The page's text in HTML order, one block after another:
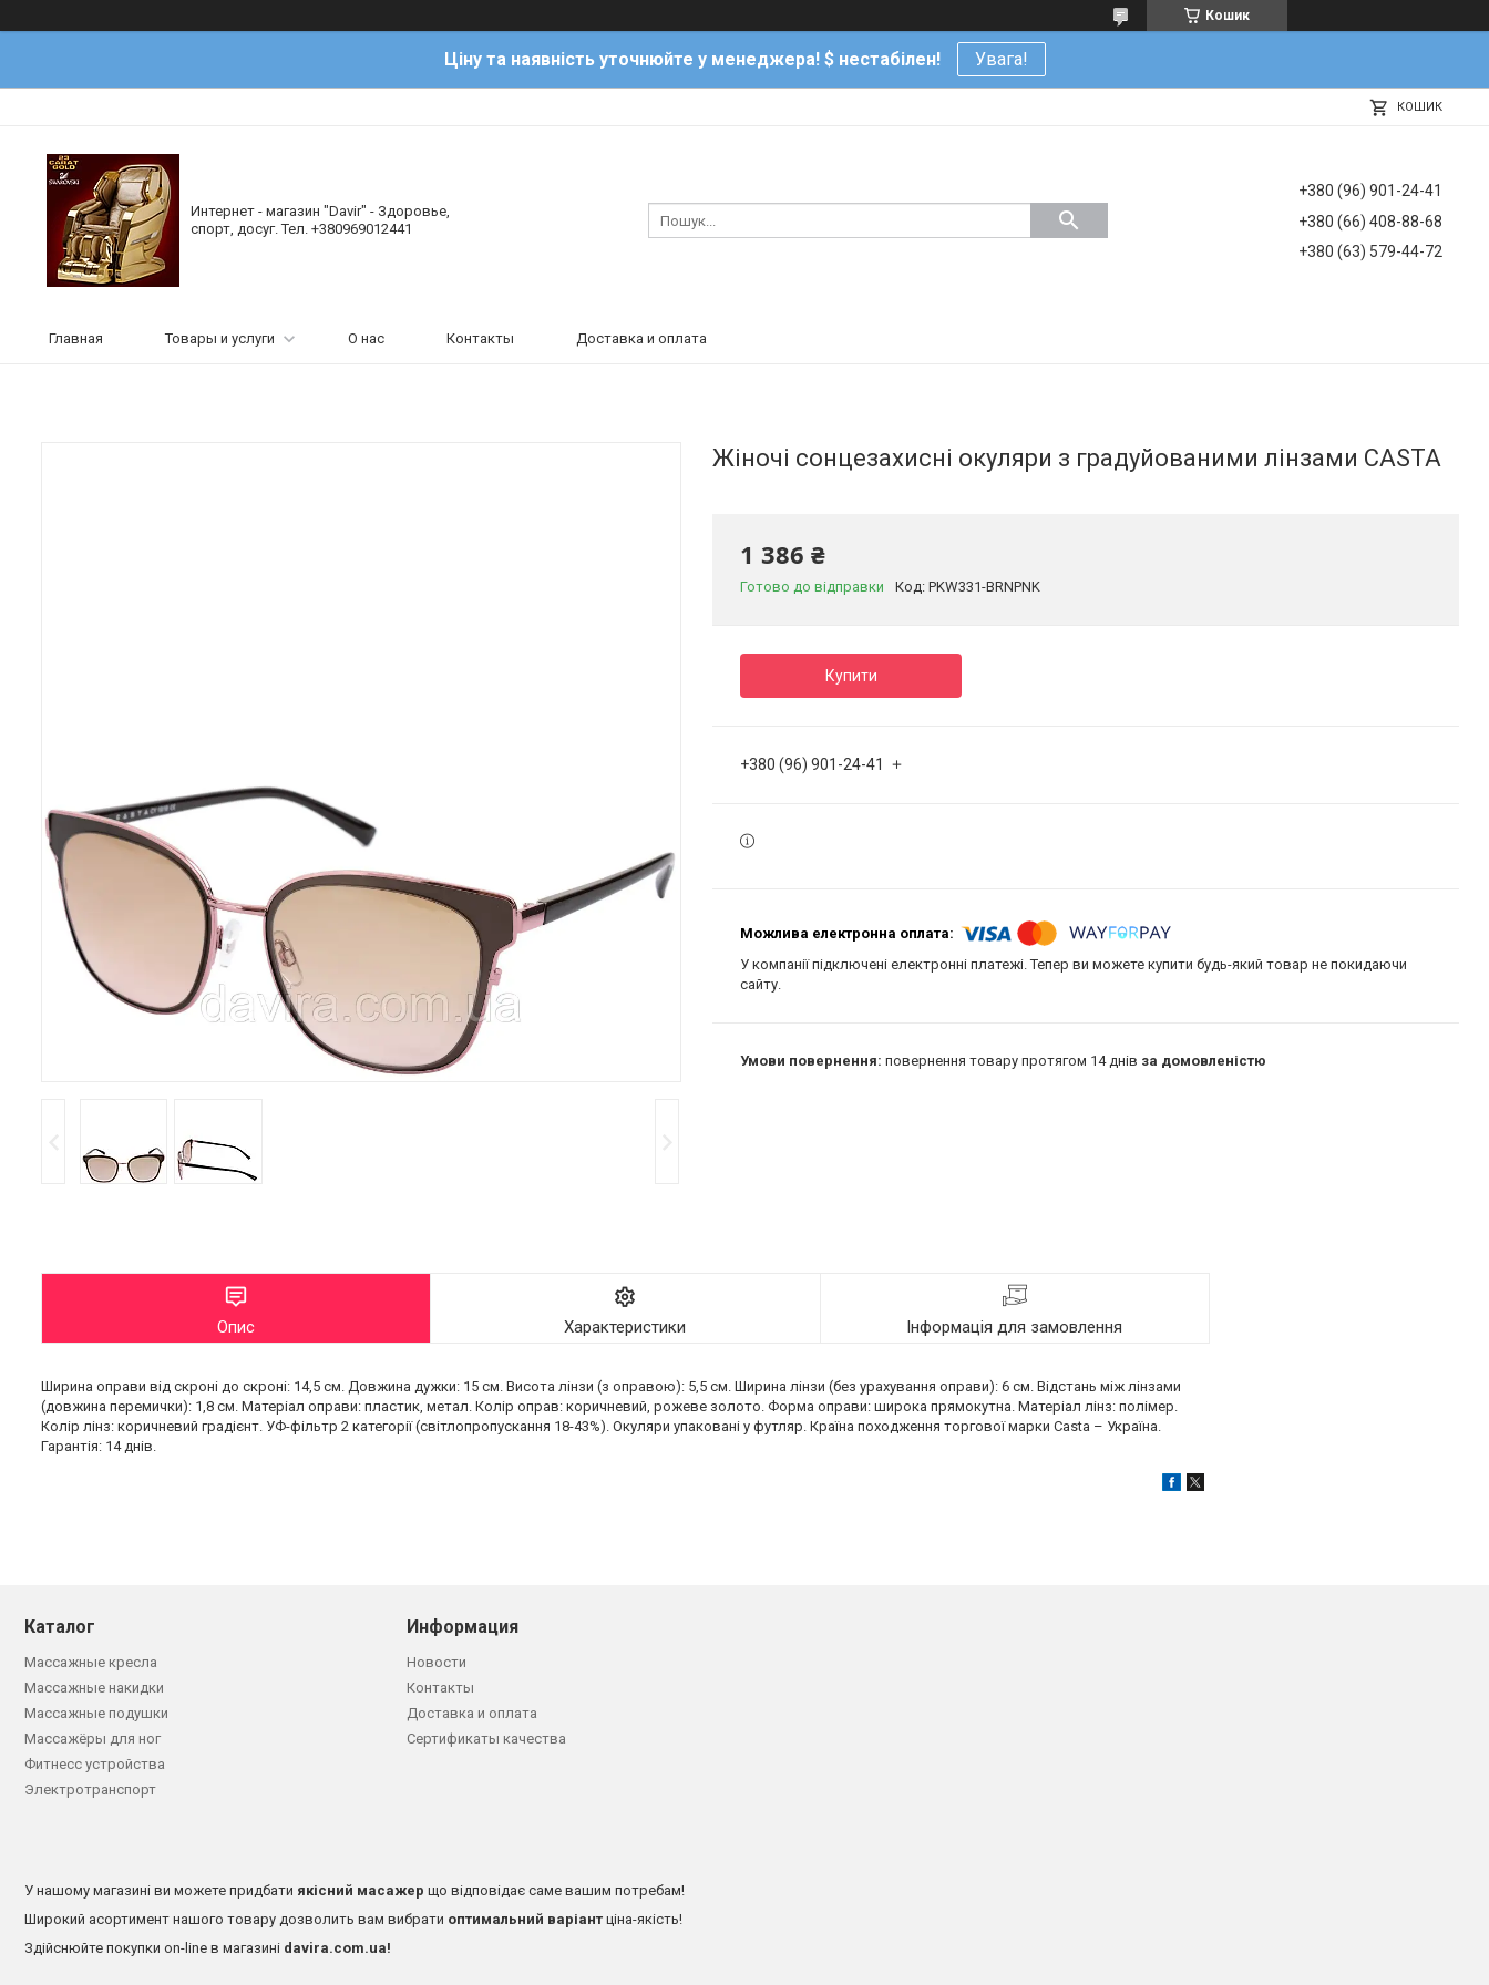
Кошик
Ціну та наявність уточнюйте у менеджера! $ нестабілен! Увага!
КОШИК
Интернет - магазин "Davir" - Здоровье,
спорт, досуг. Тел. +380969012441
+380 (96) 901-24-41
+380 (66) 408-88-68
+380 (63) 579-44-72
Главная Товары и услуги О нас Контакты Доставка и оплата
Жіночі сонцезахисні окуляри з градуйованими лінзами CASTA
1 386 ₴
Готово до відправки Код: PKW331-BRNPNK
Купити
+380 (96) 901-24-41
У компанії підключені електронні платежі. Тепер ви можете купити будь-який товар не покидаючи
сайту.
повернення товару протягом 14 днів за домовленістю
Опис Характеристики Інформація для замовлення
Ширина оправи від скроні до скроні: 14,5 см. Довжина дужки: 15 см. Висота лінзи (з оправою): 5,5 см. Ширина лінзи (без урахування оправи): 6 см. Відстань між лінзами
(довжина перемички): 1,8 см. Матеріал оправи: пластик, метал. Колір оправ: коричневий, рожеве золото. Форма оправи: широка прямокутна. Матеріал лінз: полімер.
Колір лінз: коричневий градієнт. УФ-фільтр 2 категорії (світлопропускання 18-43%). Окуляри упаковані у футляр. Країна походження торгової марки Casta – Україна.
Гарантія: 14 днів.
Каталог
Массажные кресла
Массажные накидки
Массажные подушки
Массажёры для ног
Фитнесс устройства
Электротранспорт
Информация
Новости
Контакты
Доставка и оплата
Сертификаты качества
У нашому магазині ви можете придбати якісний масажер що відповідає саме вашим потребам!
Широкий асортимент нашого товару дозволить вам вибрати оптимальний варіант ціна-якість!
Здійснюйте покупки on-line в магазині davira.com.ua!